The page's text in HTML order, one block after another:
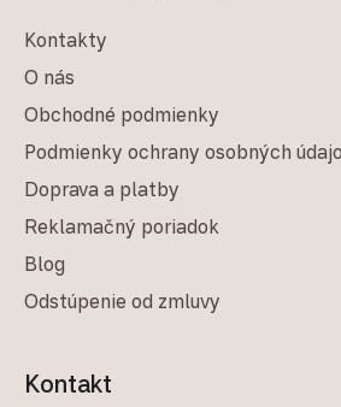
Kontakty
O nás
Obchodné podmienky
Podmienky ochrany osobných
Doprava a platby
Reklamačný poriadok
Blog
Odstúpenie od zmluvy
Kontakt